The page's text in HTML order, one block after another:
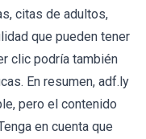
citas de adultos,
que pueden tener
clic podría también
En resumen, adf.ly
pero el contenido
en cuenta que